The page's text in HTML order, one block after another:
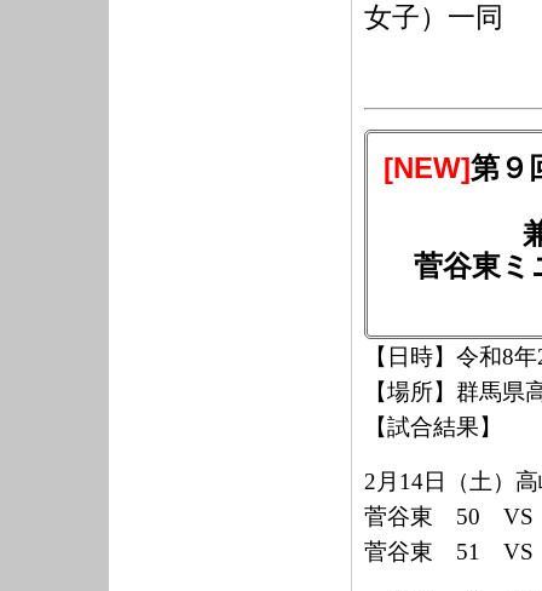
女子）一同
[NEW]第９
菅谷東ミ
【日時】令和8年
【場所】群馬
【試合結果】
2 月 14日（土）
菅谷東 50
VS
菅谷東 51 VS